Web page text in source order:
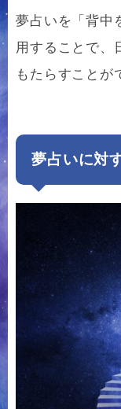
夢占いを「背中
用することで、
もたらすことが
夢占いに対